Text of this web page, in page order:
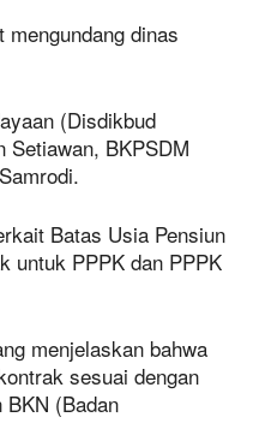
mengundang dinas
(Disdikbud
Setiawan, BKPSDM
Batas Usia Pensiun
untuk PPPK dan PPPK
menjelaskan bahwa
sesuai dengan
(Badan